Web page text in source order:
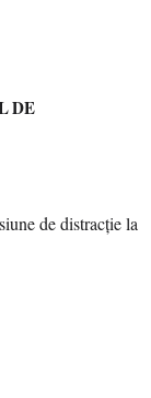
DE